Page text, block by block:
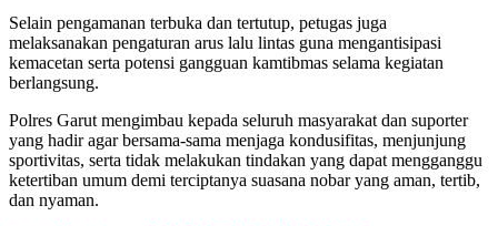
Selain pengamanan terbuka dan tertutup, petugas juga
melaksanakan pengaturan arus lalu lintas guna mengantisipasi
kemacetan serta potensi gangguan kamtibmas selama kegiatan
berlangsung.
Polres Garut mengimbau kepada seluruh masyarakat dan suporter
yang hadir agar bersama-sama menjaga kondusifitas, menjunjung
sportivitas, serta tidak melakukan tindakan yang dapat mengganggu
ketertiban umum demi terciptanya suasana nobar yang aman, tertib,
dan nyaman.